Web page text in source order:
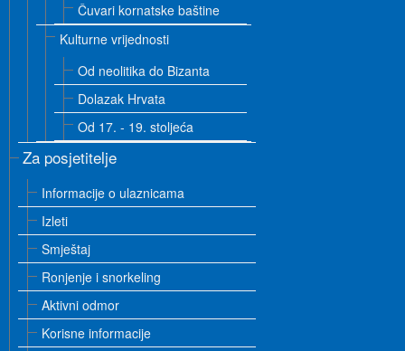
Čuvari kornatske baštine
Kulturne vrijednosti
Od neolitika do Bizanta
Dolazak Hrvata
Od 17. - 19. stoljeća
Za posjetitelje
Informacije o ulaznicama
Izleti
Smještaj
Ronjenje i snorkeling
Aktivni odmor
Korisne informacije